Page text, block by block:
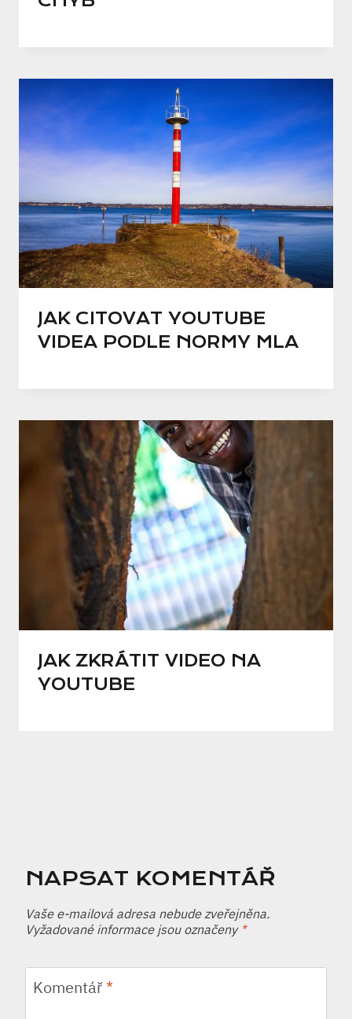
JAK CITOVAT YOUTUBE
VIDEA PODLE NORMY MLA
JAK ZKRÁTIT VIDEO NA
YOUTUBE
NAPSAT KOMENTÁŘ
Vaše e-mailová adresa nebude zveřejněna.
Vyžadované informace jsou označeny *
Komentář*